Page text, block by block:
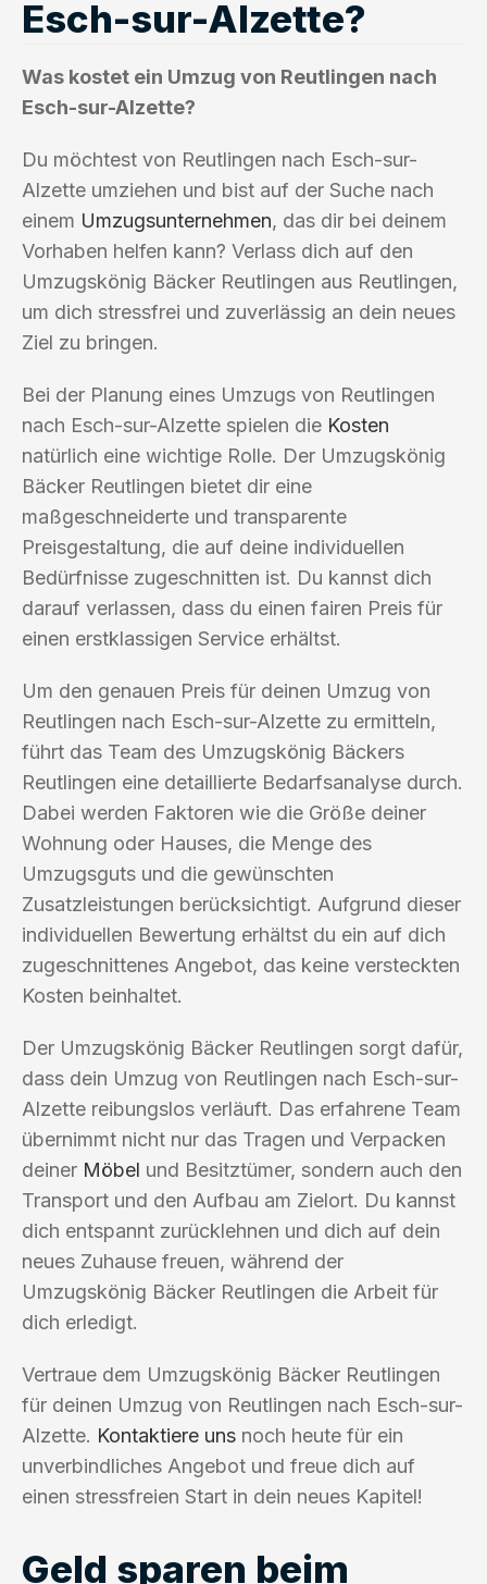
Esch-sur-Alzette?
Was kostet ein Umzug von Reutlingen nach
Esch-sur-Alzette?
Du möchtest von Reutlingen nach Esch-sur-
Alzette umziehen und bist auf der Suche nach
einem Umzugsunternehmen, das dir bei deinem
Vorhaben helfen kann? Verlass dich auf den
Umzugskönig Bäcker Reutlingen aus Reutlingen,
um dich stressfrei und zuverlässig an dein neues
Ziel zu bringen.
Bei der Planung eines Umzugs von Reutlingen
nach Esch-sur-Alzette spielen die Kosten
natürlich eine wichtige Rolle. Der Umzugskönig
Bäcker Reutlingen bietet dir eine
maßgeschneiderte und transparente
Preisgestaltung, die auf deine individuellen
Bedürfnisse zugeschnitten ist. Du kannst dich
darauf verlassen, dass du einen fairen Preis für
einen erstklassigen Service erhältst.
Um den genauen Preis für deinen Umzug von
Reutlingen nach Esch-sur-Alzette zu ermitteln,
führt das Team des Umzugskönig Bäckers
Reutlingen eine detaillierte Bedarfsanalyse durch.
Dabei werden Faktoren wie die Größe deiner
Wohnung oder Hauses, die Menge des
Umzugsguts und die gewünschten
Zusatzleistungen berücksichtigt. Aufgrund dieser
individuellen Bewertung erhältst du ein auf dich
zugeschnittenes Angebot, das keine versteckten
Kosten beinhaltet.
Der Umzugskönig Bäcker Reutlingen sorgt dafür,
dass dein Umzug von Reutlingen nach Esch-sur-
Alzette reibungslos verläuft. Das erfahrene Team
übernimmt nicht nur das Tragen und Verpacken
deiner Möbel und Besitztümer, sondern auch den
Transport und den Aufbau am Zielort. Du kannst
dich entspannt zurücklehnen und dich auf dein
neues Zuhause freuen, während der
Umzugskönig Bäcker Reutlingen die Arbeit für
dich erledigt.
Vertraue dem Umzugskönig Bäcker Reutlingen
für deinen Umzug von Reutlingen nach Esch-sur-
Alzette. Kontaktiere uns noch heute für ein
unverbindliches Angebot und freue dich auf
einen stressfreien Start in dein neues Kapitel!
Geld sparen beim